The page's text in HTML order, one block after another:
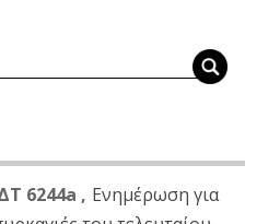
6244a , Ενημέρωση για